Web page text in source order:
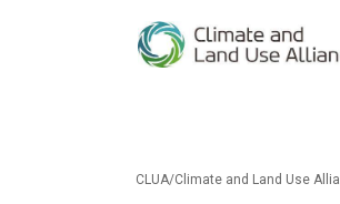
CLUA/Climate and Land Use